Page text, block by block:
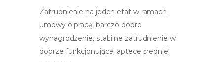
Zatrudnienie na jeden etat w ramach
umowy o pracę, bardzo dobre
wynagrodzenie, stabilne zatrudnienie w
dobrze funkcjonującej aptece średniej